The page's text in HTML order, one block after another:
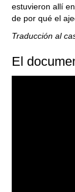
estuvieron allí
de por qué el
Traducción al
El